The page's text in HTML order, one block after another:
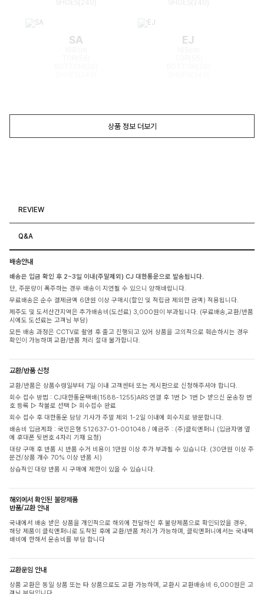
SA EJ
상품 정보 더보기
REVIEW
Q&A
배송안내
배송은 입금 확인 후 2~3일 이내(주말제외) CJ 대한통운으로 발송됩니다.
단, 주문량이 폭주하는 경우 배송이 지연될 수 있으니 양해바랍니다.
무료배송은 순수 결제금액 6만원 이상 구매시(할인 및 적립금 제외한 금액) 적용됩니다.
제주도 및 도서산간지역은 추가배송비(도선료) 3,000원이 부과됩니다. (무료배송,교환/반품
시에도 도선료는 고객님 부담)
모든 배송 과정은 CCTV로 촬영 후 출고 진행되고 있어 상품을 고의적으로 훼손하시는 경우
확인이 가능하며 교환/반품 처리 절대 불가합니다.
교환/반품 신청
교환/반품은 상품수령일부터 7일 이내 고객센터 또는 게시판으로 신청해주셔야 합니다.
회수 접수 방법 : CJ대한통운택배(1588-1255)ARS 연결 후 1번 ▷ 1번 ▷ 받으신 운송장 번
호 등록 ▷ 착불로 선택 ▷ 회수접수 완료
회수 접수 후 대한통운 담당 기사가 주말 제외 1-2일 이내에 회수지로 방문합니다.
배송비 입금계좌 : 국민은행 512637-01-001048 / 예금주 : (주)클릭앤퍼니 (입금자명 옆
에 휴대폰 뒷번호 4자리 기재 요청)
대량 구매 후 반품 시 반품 수거 비용이 1만원 이상 추가 부과될 수 있습니다. (30만원 이상 주
문건/상품 개수 70% 이상 반품 시)
상습적인 대량 반품 시 구매에 제한이 있을 수 있습니다.
해외에서 확인된 불량제품
반품/교환 안내
국내에서 배송 받은 상품을 개인적으로 해외에 전달하신 후 불량제품으로 확인되었을 경우,
해당 제품이 클릭앤퍼니로 도착된 후에 교환/반품 처리가 가능하며, 클릭앤퍼니에서는 국내택
배비에 한해서 운송비를 부담 합니다
교환운임 안내
상품 교환은 동일 상품 또는 타 상품으로도 교환 가능하며, 교환시 교환배송비 6,000원은 고